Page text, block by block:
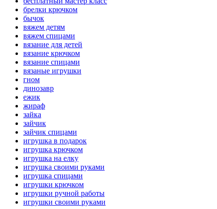
брелки крючком
бычок
вяжем детям
вяжем спицами
вязание для детей
вязание крючком
вязание спицами
вязаные игрушки
гном
динозавр
ежик
жираф
зайка
зайчик
зайчик спицами
игрушка в подарок
игрушка крючком
игрушка на елку
игрушка своими руками
игрушка спицами
игрушки крючком
игрушки ручной работы
игрушки своими руками